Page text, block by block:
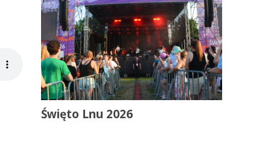
Święto Lnu 2026